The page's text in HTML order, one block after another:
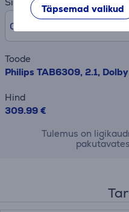
Täpsemad valikud
0% /
Toode
Philips TAB6309, 2.1,
Hind
309.99 €
Tulemus on